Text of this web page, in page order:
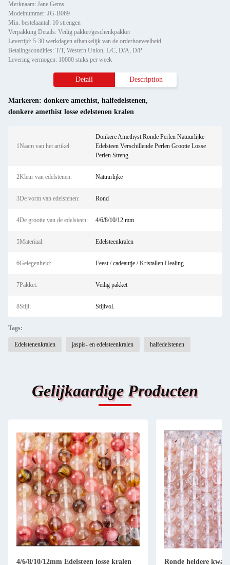
Merknaam: Jane Gems
Modelnummer: JG-B069
Min. bestelaantal: 10 strengen
Verpakking Details: Veilig pakket/geschenkpakket
Levertijd: 5-30 werkdagen afhankelijk van de orderhoeveelheid
Betalingscondities: T/T, Western Union, L/C, D/A, D/P
Levering vermogen: 10000 stuks per week
Detail Description
Markeren: donkere amethist, halfedelstenen,
donkere amethist losse edelstenen kralen
1Naam van het artikel:
Donkere Amethyst Ronde Perlen Natuurlijke
Edelsteen Verschillende Perlen Grootte Losse
Perlen Streng
2Kleur van edelstenen: Natuurlijke
3De vorm van edelstenen: Rond
4De grootte van de edelsteen: 4/6/8/10/12 mm
5Materiaal: Edelsteenkralen
6Gelegenheid: Feest / cadeautje / Kristallen Healing
7Pakket: Veilig pakket
8Stijl: Stijlvol.
Tags:
Edelstenenkralen jaspis- en edelsteenkralen halfedelstenen
Gelijkaardige Producten
4/6/8/10/12mm Edelsteen losse kralen
Ronde heldere